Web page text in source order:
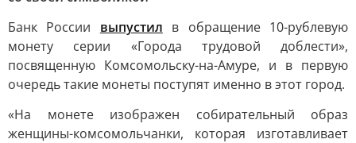
Банк России выпустил в обращение 10-рублевую
монету серии «Города трудовой доблести»,
посвященную Комсомольску-на-Амуре, и в первую
очередь такие монеты поступят именно в этот город.
«На монете изображен собирательный образ
женщины-комсомольчанки, которая изготавливает